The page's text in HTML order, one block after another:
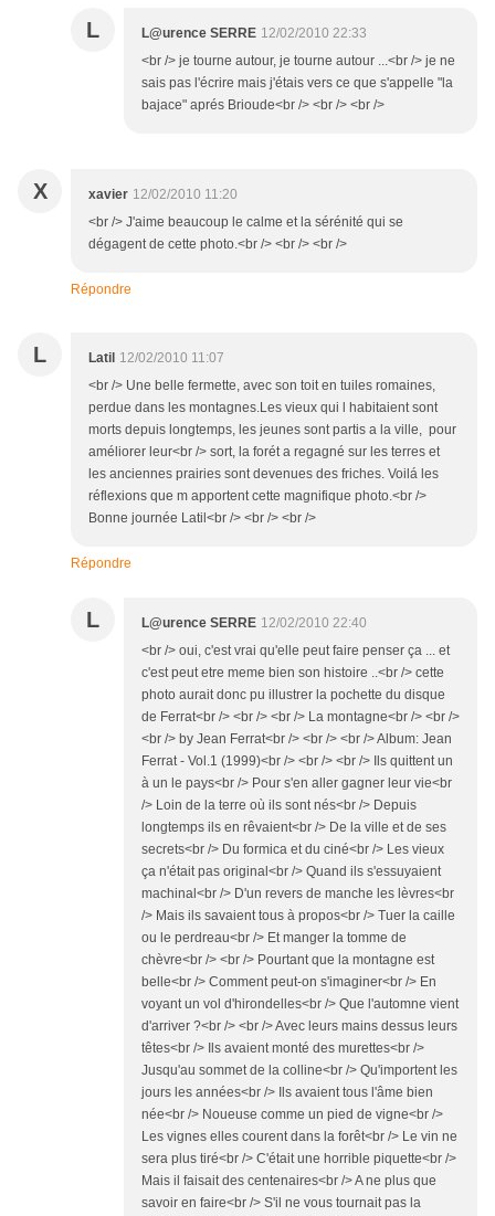
L L@urence SERRE 12/02/2010 22:33
<br /> je tourne autour, je tourne autour ...<br /> je ne
sais pas l'écrire mais j'étais vers ce que s'appelle "la
bajace" aprés Brioude<br /> <br /> <br />
X xavier 12/02/2010 11:20
<br /> J'aime beaucoup le calme et la sérénité qui se
dégagent de cette photo.<br /> <br /> <br />
Répondre
L Latil 12/02/2010 11:07
<br /> Une belle fermette, avec son toit en tuiles romaines,
perdue dans les montagnes.Les vieux qui l habitaient sont
morts depuis longtemps, les jeunes sont partis a la ville, pour
améliorer leur<br /> sort, la forét a regagné sur les terres et
les anciennes prairies sont devenues des friches. Voilá les
réflexions que m apportent cette magnifique photo.<br />
Bonne journée Latil<br /> <br /> <br />
Répondre
L L@urence SERRE 12/02/2010 22:40
<br /> oui, c'est vrai qu'elle peut faire penser ça ... et
c'est peut etre meme bien son histoire ..<br /> cette
photo aurait donc pu illustrer la pochette du disque
de Ferrat<br /> <br /> <br /> La montagne<br /> <br />
<br /> by Jean Ferrat<br /> <br /> <br /> Album: Jean
Ferrat - Vol.1 (1999)<br /> <br /> <br /> Ils quittent un
à un le pays<br /> Pour s'en aller gagner leur vie<br
/> Loin de la terre où ils sont nés<br /> Depuis
longtemps ils en rêvaient<br /> De la ville et de ses
secrets<br /> Du formica et du ciné<br /> Les vieux
ça n'était pas original<br /> Quand ils s'essuyaient
machinal<br /> D'un revers de manche les lèvres<br
/> Mais ils savaient tous à propos<br /> Tuer la caille
ou le perdreau<br /> Et manger la tomme de
chèvre<br /> <br /> Pourtant que la montagne est
belle<br /> Comment peut-on s'imaginer<br /> En
voyant un vol d'hirondelles<br /> Que l'automne vient
d'arriver ?<br /> <br /> Avec leurs mains dessus leurs
têtes<br /> Ils avaient monté des murettes<br />
Jusqu'au sommet de la colline<br /> Qu'importent les
jours les années<br /> Ils avaient tous l'âme bien
née<br /> Noueuse comme un pied de vigne<br />
Les vignes elles courent dans la forêt<br /> Le vin ne
sera plus tiré<br /> C'était une horrible piquette<br />
Mais il faisait des centenaires<br /> A ne plus que
savoir en faire<br /> S'il ne vous tournait pas la